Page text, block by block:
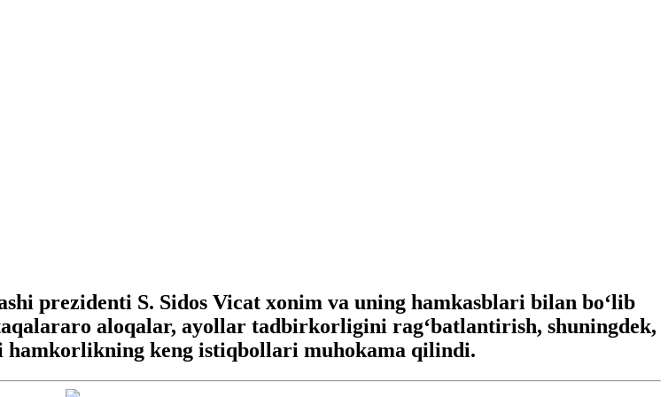
prezidenti S. Sidos Vicat xonim va uning hamkasblari bilan bo‘lib
aloqalar, ayollar tadbirkorligini rag‘batlantirish, shuningdek,
keng istiqbollari muhokama qilindi.